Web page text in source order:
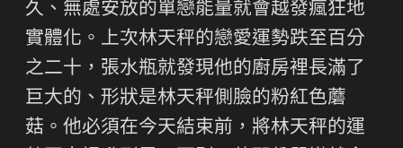
久、無處安放的單戀能量就會越發瘋狂地
實體化。上次林天秤的戀愛運勢跌至百分
之二十，張水瓶就發現他的廚房裡長滿了
巨大的、形狀是林天秤側臉的粉紅色蘑
菇。他必須在今天結束前，將林天秤的運